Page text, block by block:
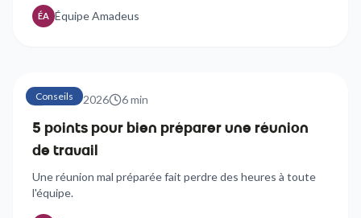
ÉA Équipe Amadeus
Conseils
21 avril 2026 6min
5 points pour bien préparer une réunion
de travail
Une réunion mal préparée fait perdre des heures à toute
l'équipe.